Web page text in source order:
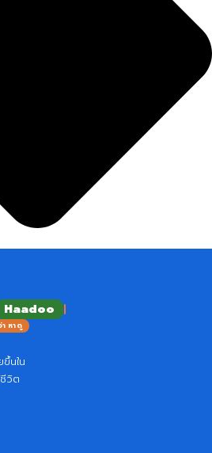
Haado
า หาดู
นใน
วิต